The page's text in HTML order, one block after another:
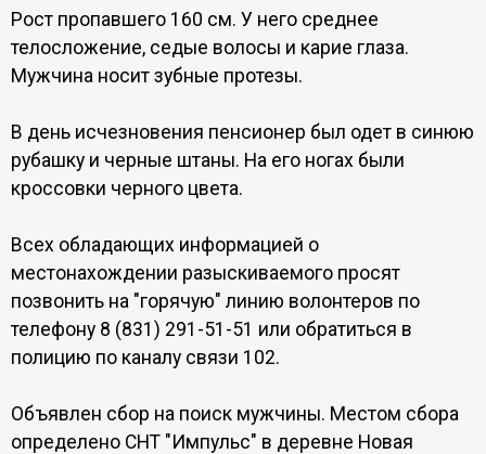
Рост пропавшего 160 см. У него среднее
телосложение, седые волосы и карие глаза.
Мужчина носит зубные протезы.
В день исчезновения пенсионер был одет в синюю
рубашку и черные штаны. На его ногах были
кроссовки черного цвета.
Всех обладающих информацией о
местонахождении разыскиваемого просят
позвонить на "горячую" линию волонтеров по
телефону 8 (831) 291-51-51 или обратиться в
полицию по каналу связи 102.
Объявлен сбор на поиск мужчины. Местом сбора
определено СНТ "Импульс" в деревне Новая